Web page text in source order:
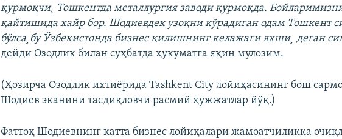
қурмоқчи¸ Тошкентда металлургия заводи қурмоқда.
қайтишида хайр бор. Шодиевдек узоқни кўрадиган одам Тошкент
бўлса¸бу Ўзбекистонда бизнес қилишнинг келажаги яхши¸ деган
дейди Озодлик билан суҳбатда ҳукуматга яқин мулозим.
(Ҳозирча Озодлик ихтиëрида Tashkent City лойиҳасининг бош
Шодиев эканини тасдиқловчи расмий ҳужжатлар йўқ.)
Фаттоҳ Шодиевнинг катта бизнес лойиҳалари жамоатчиликка